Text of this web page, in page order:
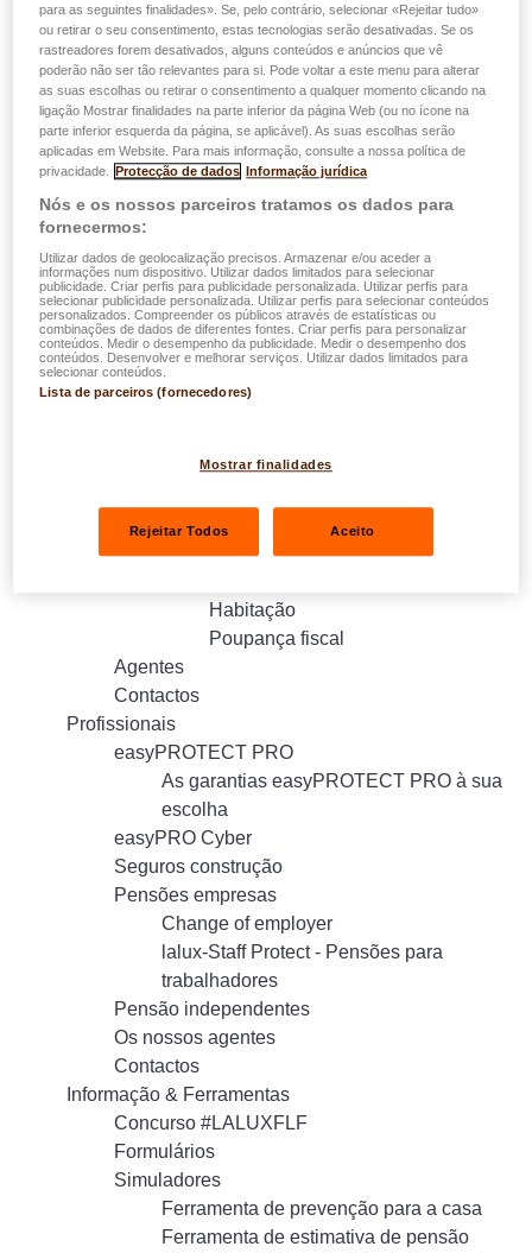
Acidente
Fórmula Conforto
Fórmula Performance
Viagem
easyPROTECT
P.J.
Garantias Proteção Jurídica
Familiar Integral
Integral
Construção
Saúde
Vida
Seguro de vida easyLIFE Education
Future
Pensão
Habitação
Poupança fiscal
Agentes
Contactos
Profissionais
easyPROTECT PRO
As garantias easyPROTECT PRO à sua
escolha
easyPRO Cyber
Seguros construção
Pensões empresas
Change of employer
lalux-Staff Protect - Pensões para
trabalhadores
Pensão independentes
Os nossos agentes
Contactos
Informação & Ferramentas
Concurso #LALUXFLF
Formulários
Simuladores
Ferramenta de prevenção para a casa
Ferramenta de estimativa de pensão
para as seguintes finalidades». Se, pelo contrário, selecionar «Rejeitar tudo»
ou retirar o seu consentimento, estas tecnologias serão desativadas. Se os
rastreadores forem desativados, alguns conteúdos e anúncios que vê
poderão não ser tão relevantes para si. Pode voltar a este menu para alterar
as suas escolhas ou retirar o consentimento a qualquer momento clicando na
ligação Mostrar finalidades na parte inferior da página Web (ou no ícone na
parte inferior esquerda da página, se aplicável). As suas escolhas serão
aplicadas em Website. Para mais informação, consulte a nossa política de
privacidade.
Protecção de dados Informação jurídica
Nós e os nossos parceiros tratamos os dados para
fornecermos:
Utilizar dados de geolocalização precisos. Armazenar e/ou aceder a
informações num dispositivo. Utilizar dados limitados para selecionar
publicidade. Criar perfis para publicidade personalizada. Utilizar perfis para
selecionar publicidade personalizada. Utilizar perfis para selecionar conteúdos
personalizados. Compreender os públicos através de estatísticas ou
combinações de dados de diferentes fontes. Criar perfis para personalizar
conteúdos. Medir o desempenho da publicidade. Medir o desempenho dos
conteúdos. Desenvolver e melhorar serviços. Utilizar dados limitados para
selecionar conteúdos.
Lista de parceiros (fornecedores)
Mostrar finalidades
Rejeitar Todos Aceito